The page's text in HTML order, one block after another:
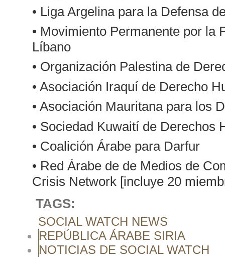
• Liga Argelina para la Defensa
• Movimiento Permanente por la
Líbano
• Organización Palestina de
• Asociación Iraquí de Derecho
• Asociación Mauritana para los
• Sociedad Kuwaití de Derechos
• Coalición Árabe para Darfur
• Red Árabe de de Medios de
Crisis Network [incluye 20
TAGS:
SOCIAL WATCH NEWS
REPÚBLICA ÁRABE SIRIA
NOTICIAS DE SOCIAL WATCH